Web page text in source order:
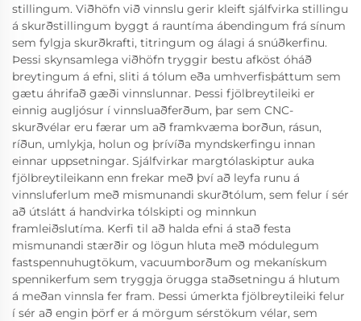
stillingum. Viðhöfn við vinnslu gerir kleift sjálfvirka stillingu
á skurðstillingum byggt á rauntíma ábendingum frá sínum
sem fylgja skurðkrafti, titringum og álagi á snúðkerfinu.
Þessi skynsamlega viðhöfn tryggir bestu afköst óháð
breytingum á efni, sliti á tólum eða umhverfisþáttum sem
gætu áhrifað gæði vinnslunnar. Þessi fjölbreytileiki er
einnig augljósur í vinnsluaðferðum, þar sem CNC-
skurðvélar eru færar um að framkvæma borðun, rásun,
ríðun, umlykja, holun og þrívíða myndskerfingu innan
einnar uppsetningar. Sjálfvirkar margtólaskiptur auka
fjölbreytileikann enn frekar með því að leyfa runu á
vinnsluferlum með mismunandi skurðtólum, sem felur í sér
að útslátt á handvirka tólskipti og minnkun
framleiðslutíma. Kerfi til að halda efni á stað festa
mismunandi stærðir og lögun hluta með módulegum
fastspennuhugtökum, vacuumborðum og mekanískum
spennikerfum sem tryggja örugga staðsetningu á hlutum
á meðan vinnsla fer fram. Þessi úmerkta fjölbreytileiki felur
í sér að engin þörf er á mörgum sérstökum vélar, sem